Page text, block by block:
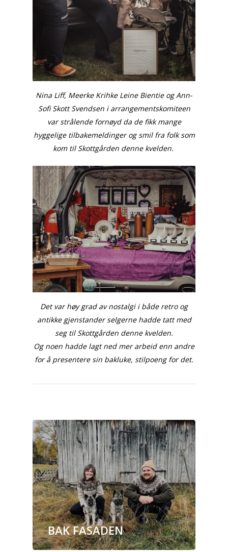
Nina Liff, Meerke Krihke Leine Bientie og Ann-
Sofi Skott Svendsen i arrangementskomiteen
var strålende fornøyd da de fikk mange
hyggelige tilbakemeldinger og smil fra folk som
kom til Skottgården denne kvelden.
Det var høy grad av nostalgi i både retro og
antikke gjenstander selgerne hadde tatt med
seg til Skottgården denne kvelden.
Og noen hadde lagt ned mer arbeid enn andre
for å presentere sin bakluke, stilpoeng for det.
BAK FASADEN